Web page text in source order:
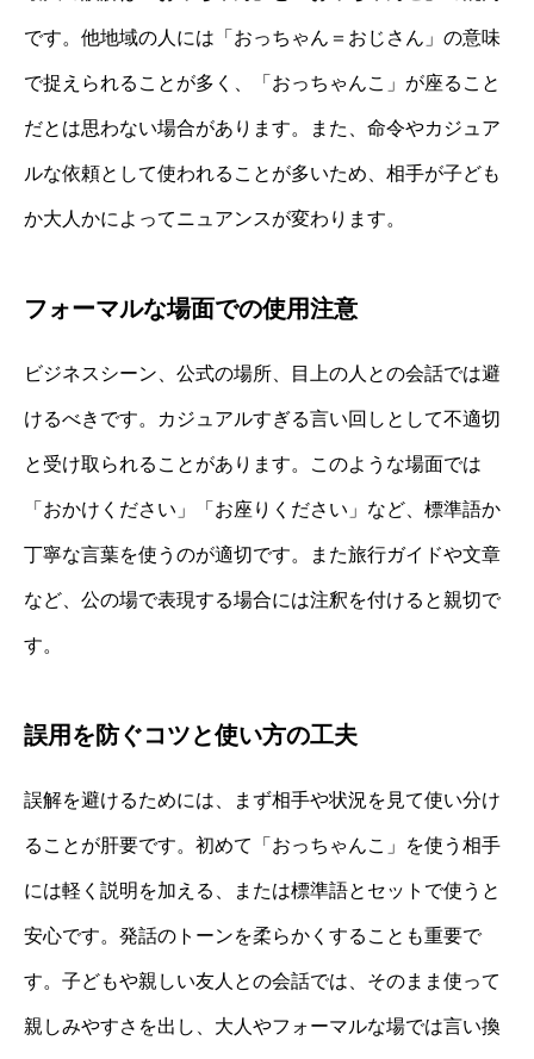
です。他地域の人には「おっちゃん＝おじさん」の意味
で捉えられることが多く、「おっちゃんこ」が座ること
だとは思わない場合があります。また、命令やカジュア
ルな依頼として使われることが多いため、相手が子ども
か大人かによってニュアンスが変わります。
フォーマルな場面での使用注意
ビジネスシーン、公式の場所、目上の人との会話では避
けるべきです。カジュアルすぎる言い回しとして不適切
と受け取られることがあります。このような場面では
「おかけください」「お座りください」など、標準語か
丁寧な言葉を使うのが適切です。また旅行ガイドや文章
など、公の場で表現する場合には注釈を付けると親切で
す。
誤用を防ぐコツと使い方の工夫
誤解を避けるためには、まず相手や状況を見て使い分け
ることが肝要です。初めて「おっちゃんこ」を使う相手
には軽く説明を加える、または標準語とセットで使うと
安心です。発話のトーンを柔らかくすることも重要で
す。子どもや親しい友人との会話では、そのまま使って
親しみやすさを出し、大人やフォーマルな場では言い換